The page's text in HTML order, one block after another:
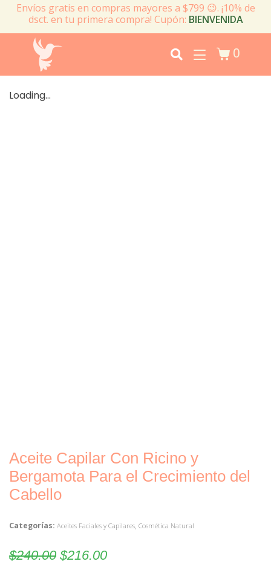
Envíos gratis en compras mayores a $799 😉. ¡10% de
dsct. en tu primera compra! Cupón: BIENVENIDA
0
Loading...
Aceite Capilar Con Ricino y
Bergamota Para el Crecimiento del
Cabello
Categorías: Aceites Faciales y Capilares, Cosmética Natural
$240.00 $216.00